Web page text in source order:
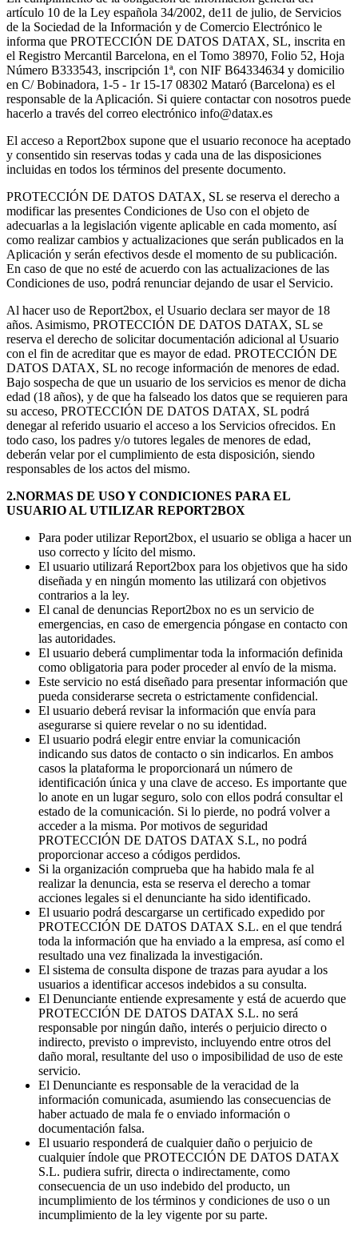
artículo 10 de la Ley española 34/2002, de11 de julio, de Servicios
de la Sociedad de la Información y de Comercio Electrónico le
informa que PROTECCIÓN DE DATOS DATAX, SL, inscrita en
el Registro Mercantil Barcelona, en el Tomo 38970, Folio 52, Hoja
Número B333543, inscripción 1ª, con NIF B64334634 y domicilio
en C/ Bobinadora, 1-5 - 1r 15-17 08302 Mataró (Barcelona) es el
responsable de la Aplicación. Si quiere contactar con nosotros puede
hacerlo a través del correo electrónico info@datax.es
El acceso a Report2box supone que el usuario reconoce ha aceptado
y consentido sin reservas todas y cada una de las disposiciones
incluidas en todos los términos del presente documento.
PROTECCIÓN DE DATOS DATAX, SL se reserva el derecho a
modificar las presentes Condiciones de Uso con el objeto de
adecuarlas a la legislación vigente aplicable en cada momento, así
como realizar cambios y actualizaciones que serán publicados en la
Aplicación y serán efectivos desde el momento de su publicación.
En caso de que no esté de acuerdo con las actualizaciones de las
Condiciones de uso, podrá renunciar dejando de usar el Servicio.
Al hacer uso de Report2box, el Usuario declara ser mayor de 18
años. Asimismo, PROTECCIÓN DE DATOS DATAX, SL se
reserva el derecho de solicitar documentación adicional al Usuario
con el fin de acreditar que es mayor de edad. PROTECCIÓN DE
DATOS DATAX, SL no recoge información de menores de edad.
Bajo sospecha de que un usuario de los servicios es menor de dicha
edad (18 años), y de que ha falseado los datos que se requieren para
su acceso, PROTECCIÓN DE DATOS DATAX, SL podrá
denegar al referido usuario el acceso a los Servicios ofrecidos. En
todo caso, los padres y/o tutores legales de menores de edad,
deberán velar por el cumplimiento de esta disposición, siendo
responsables de los actos del mismo.
2.NORMAS DE USO Y CONDICIONES PARA EL
USUARIO AL UTILIZAR REPORT2BOX
Para poder utilizar Report2box, el usuario se obliga a hacer un
uso correcto y lícito del mismo.
El usuario utilizará Report2box para los objetivos que ha sido
diseñada y en ningún momento las utilizará con objetivos
contrarios a la ley.
El canal de denuncias Report2box no es un servicio de
emergencias, en caso de emergencia póngase en contacto con
las autoridades.
El usuario deberá cumplimentar toda la información definida
como obligatoria para poder proceder al envío de la misma.
Este servicio no está diseñado para presentar información que
pueda considerarse secreta o estrictamente confidencial.
El usuario deberá revisar la información que envía para
asegurarse si quiere revelar o no su identidad.
El usuario podrá elegir entre enviar la comunicación
indicando sus datos de contacto o sin indicarlos. En ambos
casos la plataforma le proporcionará un número de
identificación única y una clave de acceso. Es importante que
lo anote en un lugar seguro, solo con ellos podrá consultar el
estado de la comunicación. Si lo pierde, no podrá volver a
acceder a la misma. Por motivos de seguridad
PROTECCIÓN DE DATOS DATAX S.L, no podrá
proporcionar acceso a códigos perdidos.
Si la organización comprueba que ha habido mala fe al
realizar la denuncia, esta se reserva el derecho a tomar
acciones legales si el denunciante ha sido identificado.
El usuario podrá descargarse un certificado expedido por
PROTECCIÓN DE DATOS DATAX S.L. en el que tendrá
toda la información que ha enviado a la empresa, así como el
resultado una vez finalizada la investigación.
El sistema de consulta dispone de trazas para ayudar a los
usuarios a identificar accesos indebidos a su consulta.
El Denunciante entiende expresamente y está de acuerdo que
PROTECCIÓN DE DATOS DATAX S.L. no será
responsable por ningún daño, interés o perjuicio directo o
indirecto, previsto o imprevisto, incluyendo entre otros del
daño moral, resultante del uso o imposibilidad de uso de este
servicio.
El Denunciante es responsable de la veracidad de la
información comunicada, asumiendo las consecuencias de
haber actuado de mala fe o enviado información o
documentación falsa.
El usuario responderá de cualquier daño o perjuicio de
cualquier índole que PROTECCIÓN DE DATOS DATAX
S.L. pudiera sufrir, directa o indirectamente, como
consecuencia de un uso indebido del producto, un
incumplimiento de los términos y condiciones de uso o un
incumplimiento de la ley vigente por su parte.